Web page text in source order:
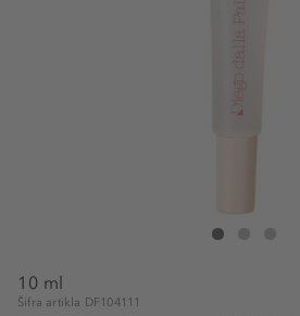
Diego Dalla
10 ml
Šifra artikla DF104111